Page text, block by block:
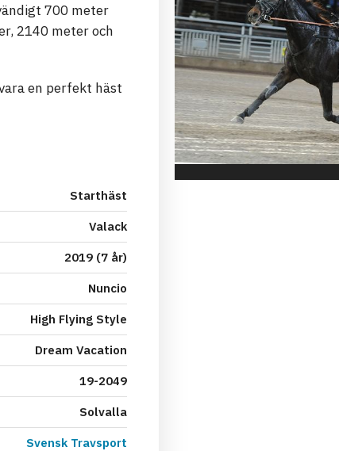
700 meter
2140 meter och
en perfekt häst
Starthäst
Valack
2019 (7 år)
Nuncio
High Flying Style
Dream Vacation
19-2049
Solvalla
Svensk Travsport